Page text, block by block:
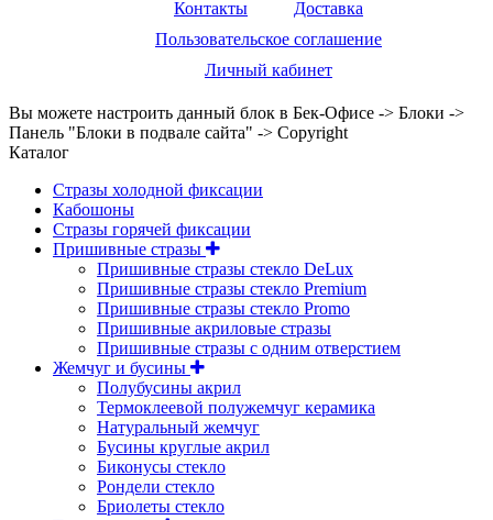
Контакты
Доставка
Пользовательское соглашение
Личный кабинет
Вы можете настроить данный блок в Бек-Офисе -> Блоки ->
Панель "Блоки в подвале сайта" -> Copyright
Каталог
Стразы холодной фиксации
Кабошоны
Стразы горячей фиксации
Пришивные стразы
Пришивные стразы стекло DeLux
Пришивные стразы стекло Premium
Пришивные стразы стекло Promo
Пришивные акриловые стразы
Пришивные стразы с одним отверстием
Жемчуг и бусины
Полубусины акрил
Термоклеевой полужемчуг керамика
Натуральный жемчуг
Бусины круглые акрил
Биконусы стекло
Рондели стекло
Бриолеты стекло